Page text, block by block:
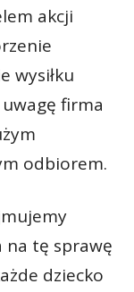
akcji
wysiłku
firma
odbiorem.
na tę sprawę
dziecko